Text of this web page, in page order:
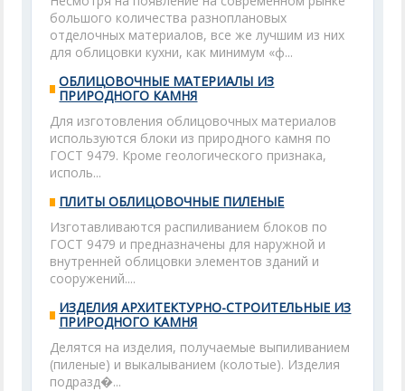
большого количества разноплановых
отделочных материалов, все же лучшим из них
для облицовки кухни, как минимум «ф...
ОБЛИЦОВОЧНЫЕ МАТЕРИАЛЫ ИЗ
ПРИРОДНОГО КАМНЯ
Для изготовления облицовочных материалов
используются блоки из природного камня по
ГОСТ 9479. Кроме геологического признака,
исполь...
ПЛИТЫ ОБЛИЦОВОЧНЫЕ ПИЛЕНЫЕ
Изготавливаются распиливанием блоков по
ГОСТ 9479 и предназначены для наружной и
внутренней облицовки элементов зданий и
сооружений....
ИЗДЕЛИЯ АРХИТЕКТУРНО-СТРОИТЕЛЬНЫЕ ИЗ
ПРИРОДНОГО КАМНЯ
Делятся на изделия, получаемые выпиливанием
(пиленые) и выкалыванием (колотые). Изделия
подразд�...